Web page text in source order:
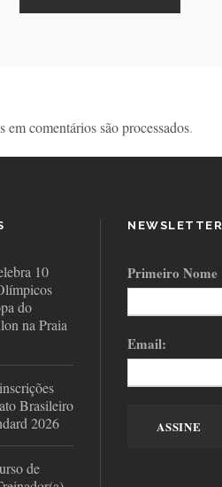
em comentários são processados.
10
do
na Praia
Brasileiro
2026
de
NEWSLETTER
Primeiro Nome
Email: